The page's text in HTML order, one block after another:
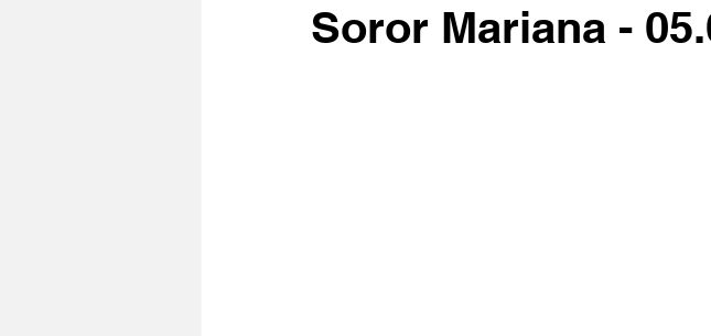
Soror Mariana -